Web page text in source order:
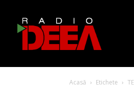
Acasă Etichete